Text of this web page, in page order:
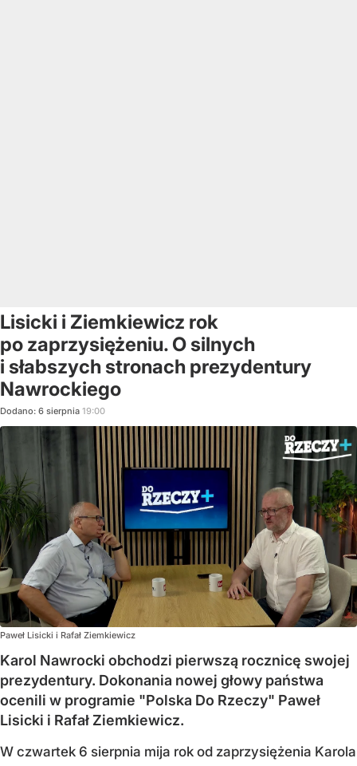
Lisicki i Ziemkiewicz rok
po zaprzysiężeniu. O silnych
i słabszych stronach prezydentury
Nawrockiego
Dodano: 6 sierpnia 19:00
Paweł Lisicki i Rafał Ziemkiewicz
Karol Nawrocki obchodzi pierwszą rocznicę swojej
prezydentury. Dokonania nowej głowy państwa
ocenili w programie "Polska Do Rzeczy" Paweł
Lisicki i Rafał Ziemkiewicz.
W czwartek 6 sierpnia mija rok od zaprzysiężenia Karola